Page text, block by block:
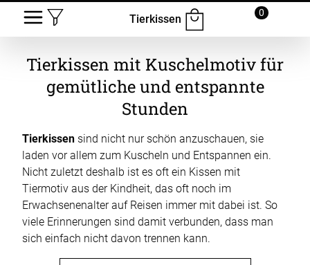
Tierkissen
0
Tierkissen mit Kuschelmotiv für
gemütliche und entspannte
Stunden
Tierkissen sind nicht nur schön anzuschauen, sie
laden vor allem zum Kuscheln und Entspannen ein.
Nicht zuletzt deshalb ist es oft ein Kissen mit
Tiermotiv aus der Kindheit, das oft noch im
Erwachsenenalter auf Reisen immer mit dabei ist. So
viele Erinnerungen sind damit verbunden, dass man
sich einfach nicht davon trennen kann.